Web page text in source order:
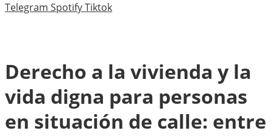
Telegram SpotifyTiktok
Derecho a la vivienda y la
vida digna para personas
en situación de calle: entre